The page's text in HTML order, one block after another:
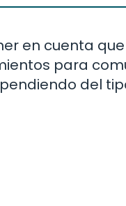
en cuenta
para
del